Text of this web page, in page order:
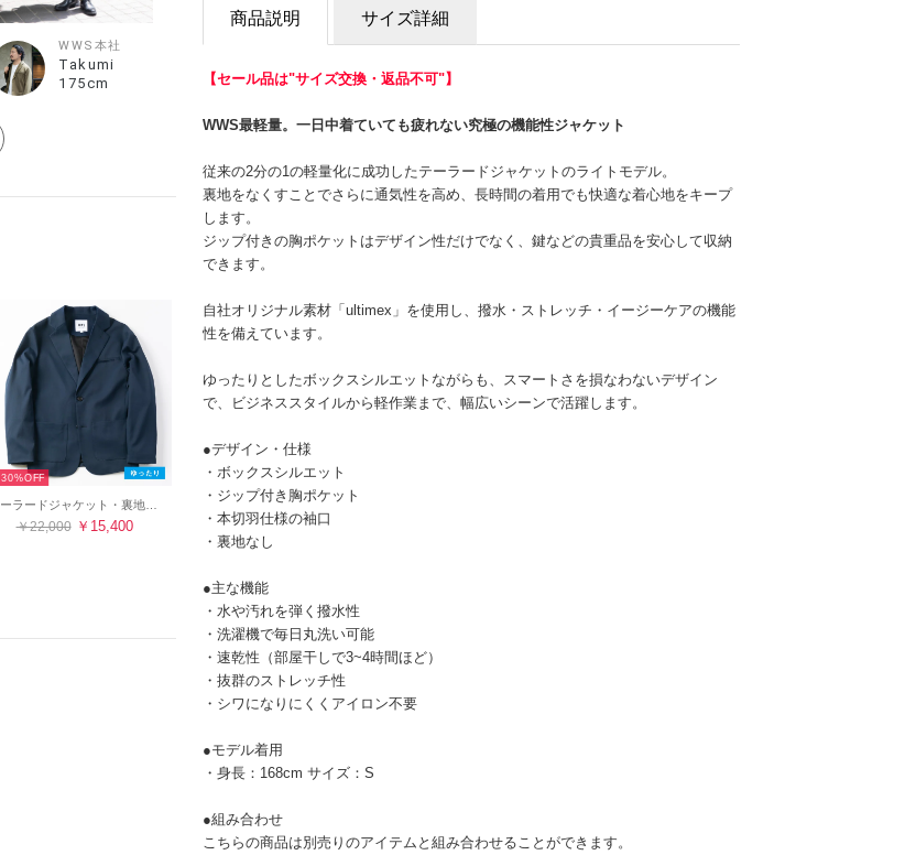
WWS本社
Takumi
175cm
30%
￥22,000 ￥15,400
商品説明 サイズ詳細
【セール品は"サイズ交換・返品不可"】
WWS最軽量。一日中着ていても疲れない究極の機能性ジャケット
従来の2分の1の軽量化に成功したテーラードジャケットのライトモデル。
裏地をなくすことでさらに通気性を高め、長時間の着用でも快適な着心地をキープ
します。
ジップ付きの胸ポケットはデザイン性だけでなく、鍵などの貴重品を安心して収納
できます。
自社オリジナル素材「ultimex」を使用し、撥水・ストレッチ・イージーケアの機能
性を備えています。
ゆったりとしたボックスシルエットながらも、スマートさを損なわないデザイン
で、ビジネススタイルから軽作業まで、幅広いシーンで活躍します。
●デザイン・仕様
・ボックスシルエット
・ジップ付き胸ポケット
・本切羽仕様の袖口
・裏地なし
●主な機能
・水や汚れを弾く撥水性
・洗濯機で毎日丸洗い可能
・速乾性（部屋干しで3~4時間ほど）
・抜群のストレッチ性
・シワになりにくくアイロン不要
●モデル着用
・身長：168cm サイズ：S
●組み合わせ
こちらの商品は別売りのアイテムと組み合わせることができます。